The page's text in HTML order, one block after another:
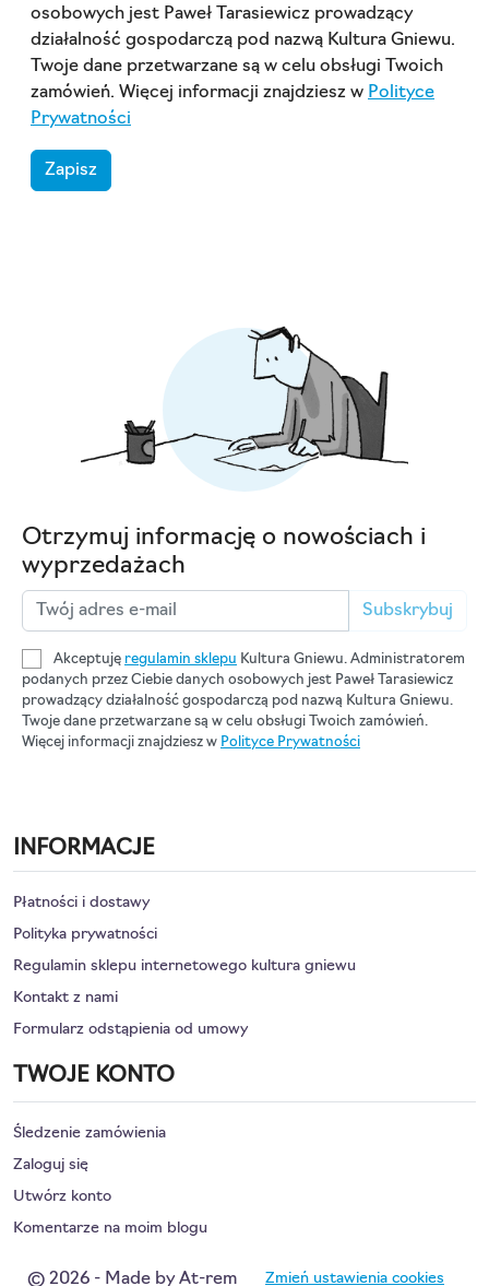
osobowych jest Paweł Tarasiewicz prowadzący
działalność gospodarczą pod nazwą Kultura Gniewu.
Twoje dane przetwarzane są w celu obsługi Twoich
zamówień. Więcej informacji znajdziesz w Polityce
Prywatności
Zapisz
Otrzymuj informację o nowościach i
wyprzedażach
Subskrybuj
Akceptuję regulamin sklepu Kultura Gniewu. Administratorem
podanych przez Ciebie danych osobowych jest Paweł Tarasiewicz
prowadzący działalność gospodarczą pod nazwą Kultura Gniewu.
Twoje dane przetwarzane są w celu obsługi Twoich zamówień.
Więcej informacji znajdziesz w Polityce Prywatności
INFORMACJE
Płatności i dostawy
Polityka prywatności
Regulamin sklepu internetowego kultura gniewu
Kontakt z nami
Formularz odstąpienia od umowy
TWOJE KONTO
Śledzenie zamówienia
Zaloguj się
Utwórz konto
Komentarze na moim blogu
© 2026 - Made by At-rem Zmień ustawienia cookies